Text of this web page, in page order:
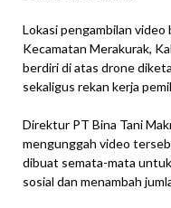
Lokasi pengambilan video
Kecamatan Merakurak,
berdiri di atas drone
sekaligus rekan kerja
Direktur PT Bina Tani
mengunggah video
dibuat semata-mata
sosial dan menambah